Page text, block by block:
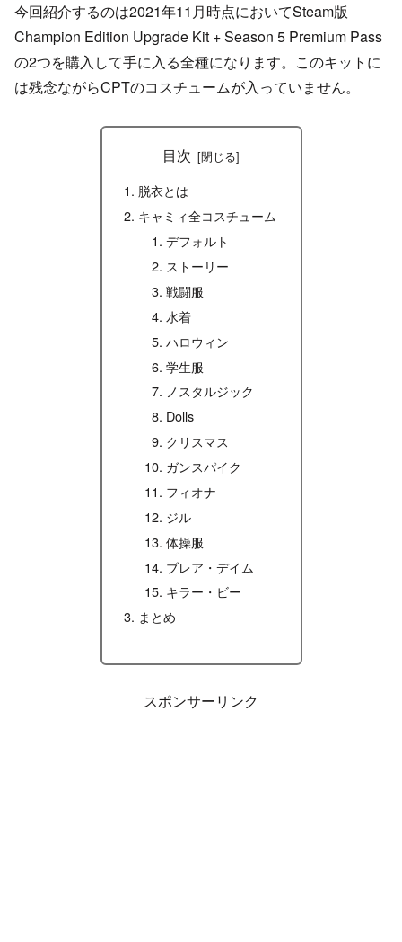
今回紹介するのは2021年11月時点においてSteam版
Champion Edition Upgrade Kit + Season 5 Premium Pass
の2つを購入して手に入る全種になります。このキットに
は残念ながらCPTのコスチュームが入っていません。
目次
脱衣とは
キャミィ全コスチューム
デフォルト
ストーリー
戦闘服
水着
ハロウィン
学生服
ノスタルジック
Dolls
クリスマス
ガンスパイク
フィオナ
ジル
体操服
ブレア・デイム
キラー・ビー
まとめ
スポンサーリンク